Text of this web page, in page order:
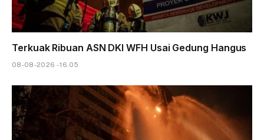
Terkuak Ribuan ASN DKI WFH Usai Gedung Hangus
08-08-2026 - 16.05